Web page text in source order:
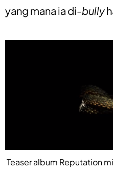
yang mana ia di-bully
Teaser album Reputation